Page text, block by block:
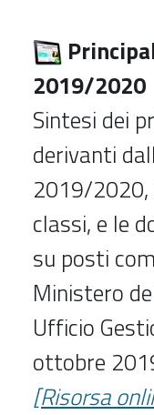
2019/2020
Sintesi dei
derivanti
2019/2020,
classi, e le
su posti
Ministero
Ufficio
ottobre
[Risorsa